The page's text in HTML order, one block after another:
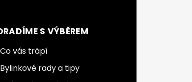
S VÝBĚREM
Co vás trápí
Bylinkové rady a tipy